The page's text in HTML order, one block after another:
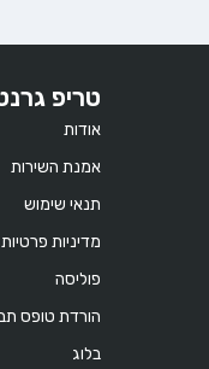
טריפ
אודות
אמנת השירות
תנאי שימוש
מדיניות פרטיות
פוליסה
הורדת טופס
בלוג